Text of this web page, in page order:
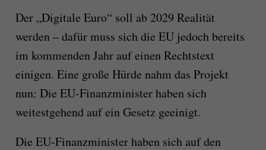
Der „Digitale Euro“ soll ab 2029 Realität
werden – dafür muss sich die EU jedoch bereits
im kommenden Jahr auf einen Rechtstext
einigen. Eine große Hürde nahm das Projekt
nun: Die EU-Finanzminister haben sich
weitestgehend auf ein Gesetz geeinigt.
Die EU-Finanzminister haben sich auf den